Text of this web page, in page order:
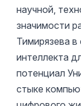
научной,
значимости
Тимирязева в
интеллекта
потенциал
стыке